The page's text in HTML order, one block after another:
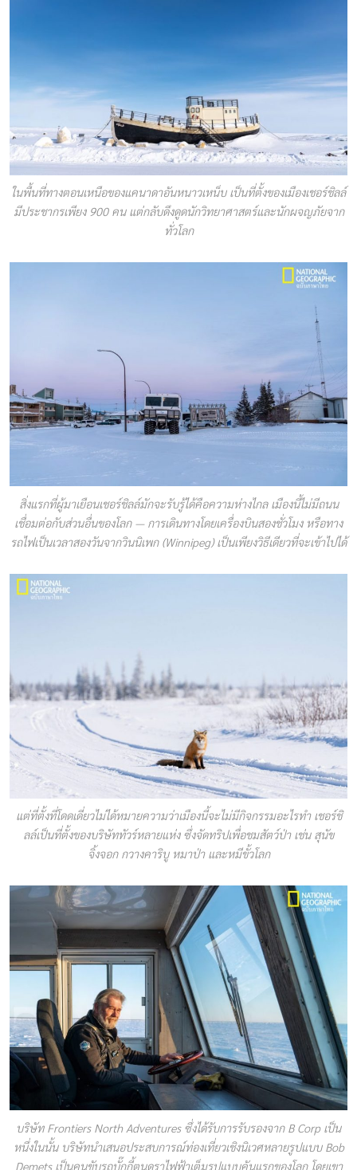
ในพื้นที่ทางตอนเหนือของแคนาดาอันหนาวเหน็บ เป็นที่ตั้งของเมืองเชอร์ชิลล์
มีประชากรเพียง 900 คน แต่กลับดึงดูดนักวิทยาศาสตร์และนักผจญภัยจาก
ทั่วโลก
สิ่งแรกที่ผู้มาเยือนเชอร์ชิลล์มักจะรับรู้ได้คือความห่างไกล เมืองนี้ไม่มีถนน
เชื่อมต่อกับส่วนอื่นของโลก — การเดินทางโดยเครื่องบินสองชั่วโมง หรือทาง
รถไฟเป็นเวลาสองวันจากวินนิเพก (Winnipeg) เป็นเพียงวิธีเดียวที่จะเข้าไปได้
แต่ที่ตั้งที่โดดเดี่ยวไม่ได้หมายความว่าเมืองนี้จะไม่มีกิจกรรมอะไรทำ เชอร์ชิ
ลล์เป็นที่ตั้งของบริษัททัวร์หลายแห่ง ซึ่งจัดทริปเพื่อชมสัตว์ป่า เช่น สุนัข
จิ้งจอก กวางคาริบู หมาป่า และหมีขั้วโลก
บริษัท Frontiers North Adventures ซึ่งได้รับการรับรองจาก B Corp เป็น
หนึ่งในนั้น บริษัทนำเสนอประสบการณ์ท่องเที่ยวเชิงนิเวศหลายรูปแบบ Bob
Demets เป็นคนขับรถบั๊กกี้ตุนดราไฟฟ้าเต็มรูปแบบคันแรกของโลก โดยเขา